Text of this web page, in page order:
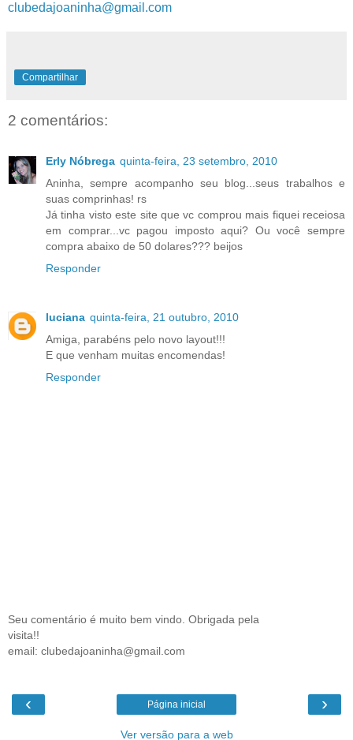
clubedajoaninha@gmail.com
Compartilhar
2 comentários:
Erly Nóbrega quinta-feira, 23 setembro, 2010
Aninha, sempre acompanho seu blog...seus trabalhos e
suas comprinhas! rs
Já tinha visto este site que vc comprou mais fiquei receiosa
em comprar...vc pagou imposto aqui? Ou você sempre
compra abaixo de 50 dolares??? beijos
Responder
luciana quinta-feira, 21 outubro, 2010
Amiga, parabéns pelo novo layout!!!
E que venham muitas encomendas!
Responder
Seu comentário é muito bem vindo. Obrigada pela
visita!!
email: clubedajoaninha@gmail.com
‹ ›
Página inicial
Ver versão para a web